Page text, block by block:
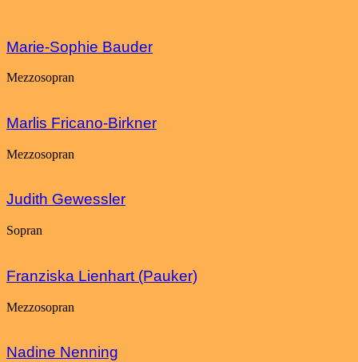
Marie-Sophie Bauder
Mezzosopran
Marlis Fricano-Birkner
Mezzosopran
Judith Gewessler
Sopran
Franziska Lienhart (Pauker)
Mezzosopran
Nadine Nenning